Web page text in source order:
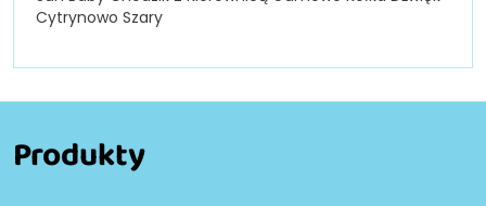
Cytrynowo Szary
Produkty